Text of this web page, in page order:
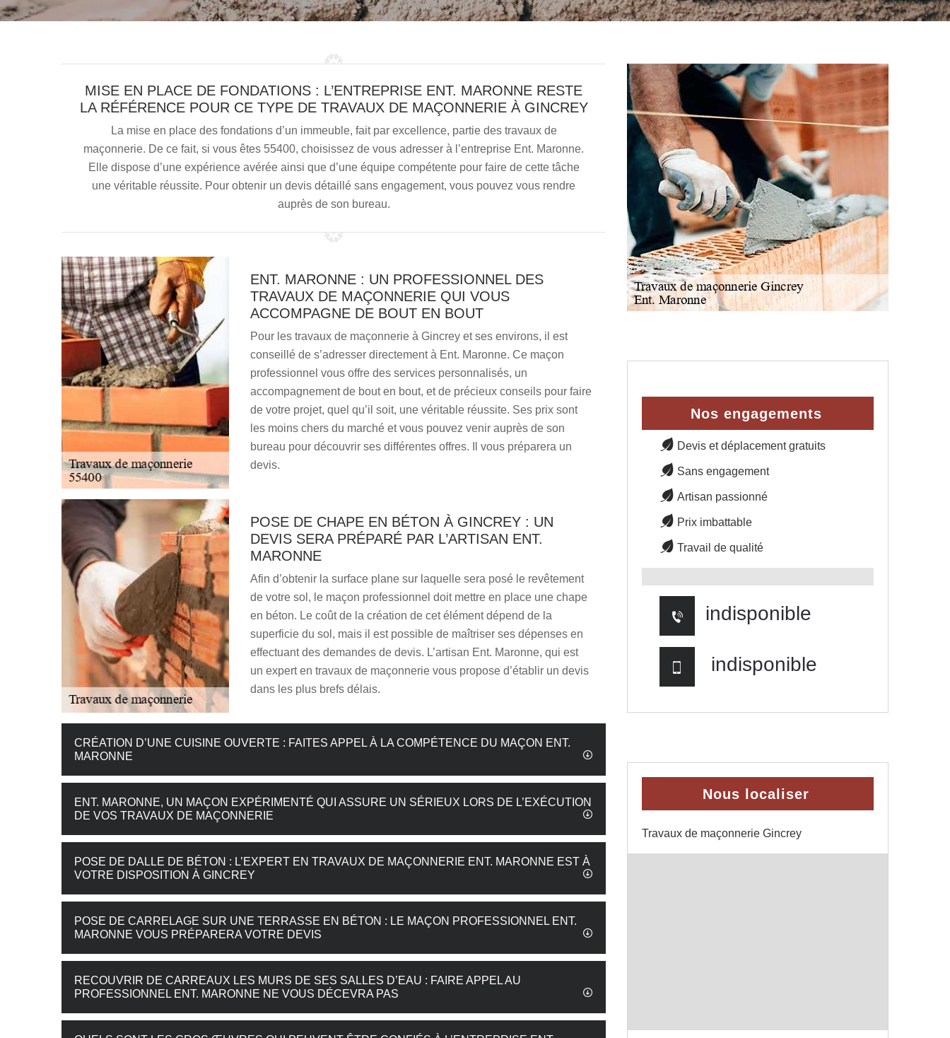
MISE EN PLACE DE FONDATIONS : L’ENTREPRISE ENT. MARONNE RESTE
LA RÉFÉRENCE POUR CE TYPE DE TRAVAUX DE MAÇONNERIE À GINCREY
La mise en place des fondations d’un immeuble, fait par excellence, partie des travaux de
maçonnerie. De ce fait, si vous êtes 55400, choisissez de vous adresser à l’entreprise Ent. Maronne.
Elle dispose d’une expérience avérée ainsi que d’une équipe compétente pour faire de cette tâche
une véritable réussite. Pour obtenir un devis détaillé sans engagement, vous pouvez vous rendre
auprès de son bureau.
ENT. MARONNE : UN PROFESSIONNEL DES
TRAVAUX DE MAÇONNERIE QUI VOUS
ACCOMPAGNE DE BOUT EN BOUT
Pour les travaux de maçonnerie à Gincrey et ses environs, il est
conseillé de s’adresser directement à Ent. Maronne. Ce maçon
professionnel vous offre des services personnalisés, un
accompagnement de bout en bout, et de précieux conseils pour faire
de votre projet, quel qu’il soit, une véritable réussite. Ses prix sont
les moins chers du marché et vous pouvez venir auprès de son
bureau pour découvrir ses différentes offres. Il vous préparera un
devis.
POSE DE CHAPE EN BÉTON À GINCREY : UN
DEVIS SERA PRÉPARÉ PAR L’ARTISAN ENT.
MARONNE
Afin d’obtenir la surface plane sur laquelle sera posé le revêtement
de votre sol, le maçon professionnel doit mettre en place une chape
en béton. Le coût de la création de cet élément dépend de la
superficie du sol, mais il est possible de maîtriser ses dépenses en
effectuant des demandes de devis. L’artisan Ent. Maronne, qui est
un expert en travaux de maçonnerie vous propose d’établir un devis
dans les plus brefs délais.
CRÉATION D’UNE CUISINE OUVERTE : FAITES APPEL À LA COMPÉTENCE DU MAÇON ENT.
MARONNE
ENT. MARONNE, UN MAÇON EXPÉRIMENTÉ QUI ASSURE UN SÉRIEUX LORS DE L’EXÉCUTION
DE VOS TRAVAUX DE MAÇONNERIE
POSE DE DALLE DE BÉTON : L’EXPERT EN TRAVAUX DE MAÇONNERIE ENT. MARONNE EST À
VOTRE DISPOSITION À GINCREY
POSE DE CARRELAGE SUR UNE TERRASSE EN BÉTON : LE MAÇON PROFESSIONNEL ENT.
MARONNE VOUS PRÉPARERA VOTRE DEVIS
RECOUVRIR DE CARREAUX LES MURS DE SES SALLES D’EAU : FAIRE APPEL AU
PROFESSIONNEL ENT. MARONNE NE VOUS DÉCEVRA PAS
Nos engagements
Devis et déplacement gratuits
Sans engagement
Artisan passionné
Prix imbattable
Travail de qualité
indisponible
indisponible
Nous localiser
Travaux de maçonnerie Gincrey